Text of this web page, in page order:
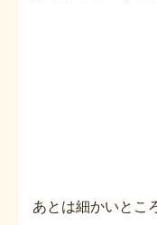
あとは細かいとこ